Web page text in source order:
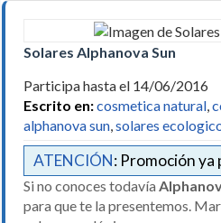
Solares Alphanova Sun
Participa hasta el 14/06/2016
Escrito en:cosmetica natural,
alphanova sun,solares
ATENCIÓN: Promoción ya
Si no conoces todavía
para que te la presentemos.